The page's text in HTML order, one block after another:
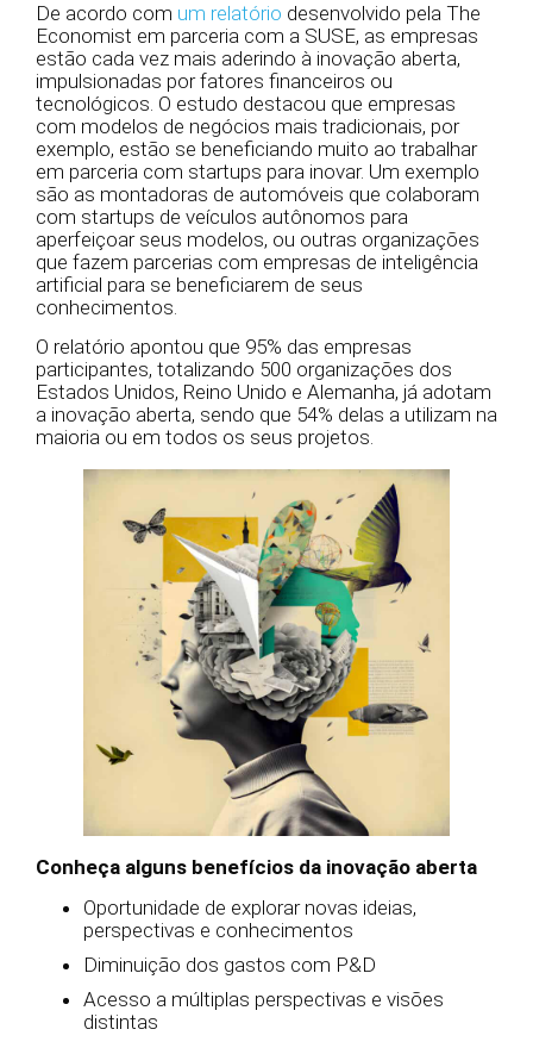
De acordo com um relatório desenvolvido pela The
Economist em parceria com a SUSE, as empresas
estão cada vez mais aderindo à inovação aberta,
impulsionadas por fatores financeiros ou
tecnológicos. O estudo destacou que empresas
com modelos de negócios mais tradicionais, por
exemplo, estão se beneficiando muito ao trabalhar
em parceria com startups para inovar. Um exemplo
são as montadoras de automóveis que colaboram
com startups de veículos autônomos para
aperfeiçoar seus modelos, ou outras organizações
que fazem parcerias com empresas de inteligência
artificial para se beneficiarem de seus
conhecimentos.
O relatório apontou que 95% das empresas
participantes, totalizando 500 organizações dos
Estados Unidos, Reino Unido e Alemanha, já adotam
a inovação aberta, sendo que 54% delas a utilizam na
maioria ou em todos os seus projetos.
Conheça alguns benefícios da inovação aberta
Oportunidade de explorar novas ideias,
perspectivas e conhecimentos
Diminuição dos gastos com P&D
Acesso a múltiplas perspectivas e visões
distintas